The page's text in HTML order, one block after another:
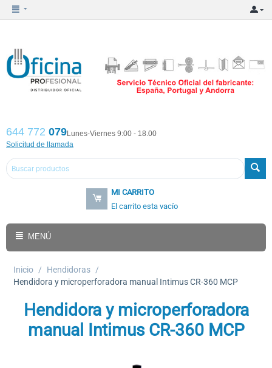
644 772 079Lunes-Viernes 9:00 - 18.00
Solicitud de llamada
MI CARRITO
El carrito esta vacío
MENÚ
Inicio / Hendidoras /
Hendidora y microperforadora manual Intimus CR-360 MCP
Hendidora y microperforadora
manual Intimus CR-360 MCP